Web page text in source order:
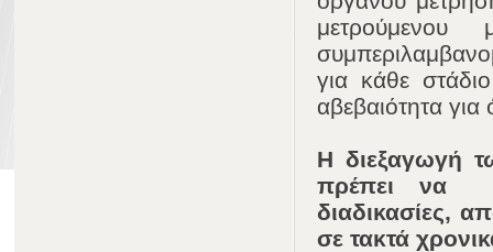
για κάθε
αβεβαιότητα
H διεξαγωγή
πρέπει να
διαδικασίες,
σε τακτά